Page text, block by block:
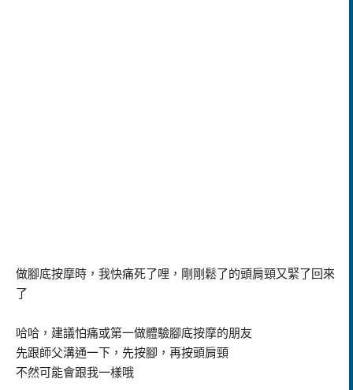
做腳底按摩時，我快痛死了哩，剛剛鬆了的頭肩頸又緊了回來
了
哈哈，建議怕痛或第一做體驗腳底按摩的朋友
先跟師父溝通一下，先按腳，再按頭肩頸
不然可能會跟我一樣哦